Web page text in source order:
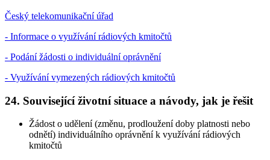
Český telekomunikační úřad
- Informace o využívání rádiových kmitočtů
- Podání žádosti o individuální oprávnění
- Využívání vymezených rádiových kmitočtů
24. Související životní situace a návody, jak je řešit
Žádost o udělení (změnu, prodloužení doby platnosti nebo
odnětí) individuálního oprávnění k využívání rádiových
kmitočtů